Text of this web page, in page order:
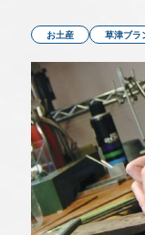
お土産 草津ブラ
バス駐車場予約
事業者の皆さま(